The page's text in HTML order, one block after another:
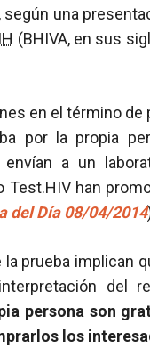
según una
(BHIVA, en sus
en el término
por la propia
a un
han
del Día 08/04/2014
prueba implican
del
persona son
los